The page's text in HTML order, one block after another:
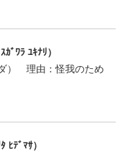
ﾜﾗ ﾕｷﾅﾘ）
） 理由：怪我のため
ﾃﾞﾏｻ）